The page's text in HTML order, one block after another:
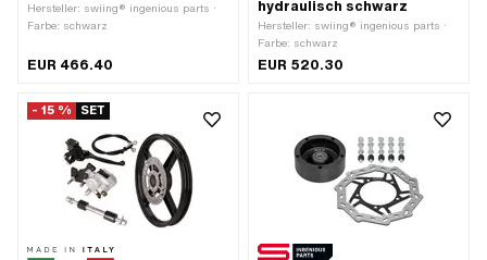
Hersteller: swiing® ingenious parts ·
Farbe: schwarz
EUR 466.40
hydraulisch schwarz
Hersteller: swiing® ingenious parts ·
Farbe: schwarz
EUR 520.30
- 15 % SET